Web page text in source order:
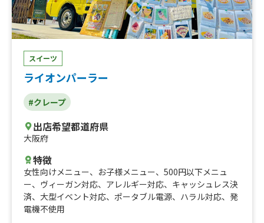
スイーツ
ライオンパーラー
#クレープ
出店希望都道府県
大阪府
特徴
女性向けメニュー、 お子様メニュー、 500円以下メニュ
ー、 ヴィーガン対応、 アレルギー対応、 キャッシュレス決
済、 大型イベント対応、 ポータブル電源、 ハラル対応、 発
電機不使用